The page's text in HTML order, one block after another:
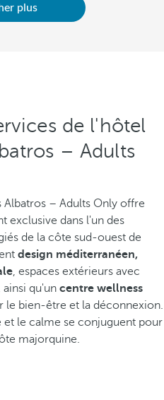
plus
de l'hôtel
– Adults
Albatros – Adults Only offre
exclusive dans l'un des
de la côte sud-ouest de
design méditerranéen,
, espaces extérieurs avec
ainsi qu'un centre wellness
le bien-être et la déconnexion.
le calme se conjuguent pour
majorquine.